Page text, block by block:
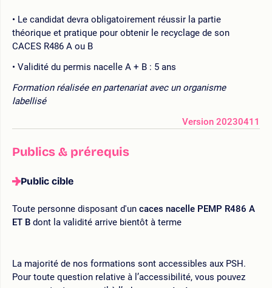
Le candidat devra obligatoirement réussir la partie
théorique et pratique pour obtenir le recyclage de son
CACES R486 A ou B
Validité du permis nacelle A + B : 5 ans
Formation réalisée en partenariat avec un organisme
labellisé
Version 20230411
Publics & prérequis
Public cible
Toute personne disposant d'un caces nacelle PEMP R486 A
ET B dont la validité arrive bientôt à terme
La majorité de nos formations sont accessibles aux PSH.
Pour toute question relative à l’accessibilité, vous pouvez